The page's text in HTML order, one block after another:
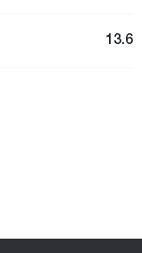
13.6